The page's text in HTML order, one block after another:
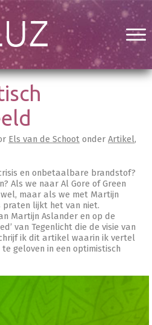
Els van de Schoot onder Artikel,
en onbetaalbare brandstof?
Als we naar Al Gore of Green
maar als we met Martijn
praten lijkt het van niet.
Martijn Aslander en op de
van Tegenlicht die de visie van
ik dit artikel waarin ik vertel
geloven in een optimistisch